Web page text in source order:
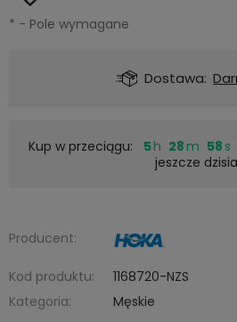
* - Pole wymagane
Dostawa:
Kup w przeciągu: 5 28 57
jeszcze
Producent:
Kod produktu:
1168720-NZS
Kategoria:
Męskie